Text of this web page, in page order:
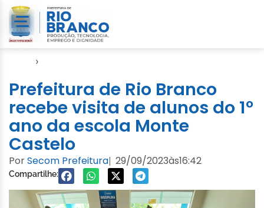
›
Prefeitura de Rio Branco
recebe visita de alunos do 1º
ano da escola Monte
Castelo
PorSecom Prefeitura| 29/09/2023às16:42
Compartilhe: